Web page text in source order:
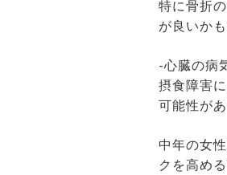
特に骨折
が良いか
-心臓の病
摂食障害
可能性が
中年の女
クを高め